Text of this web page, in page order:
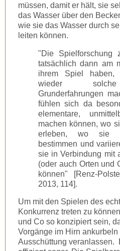
müssen, damit er hält, sie
das Wasser über den
wie sie das Wasser durch
leiten können.
"Die Spielforschung
tatsächlich dann am
ihrem Spiel
wieder
Grunderfahrungen
fühlen sich da
elementare,
machen können, wo
erleben, wo sie
bestimmen und
sie in Verbindung mit
(oder auch Orten und
können" [Renz-
2013, 114].
Um mit den Spielen des
Konkurrenz treten zu
und Co so konzipiert sein,
Vorgänge im Hirn
Ausschüttung veranlassen.